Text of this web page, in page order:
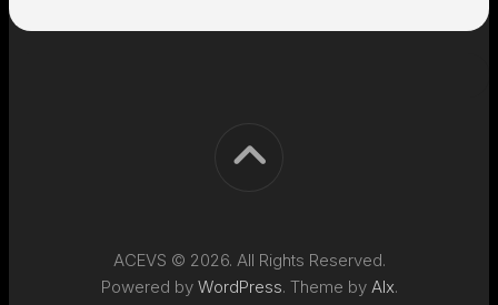
ACEVS © 2026. All Rights Reserved.
Powered by WordPress. Theme by Alx.